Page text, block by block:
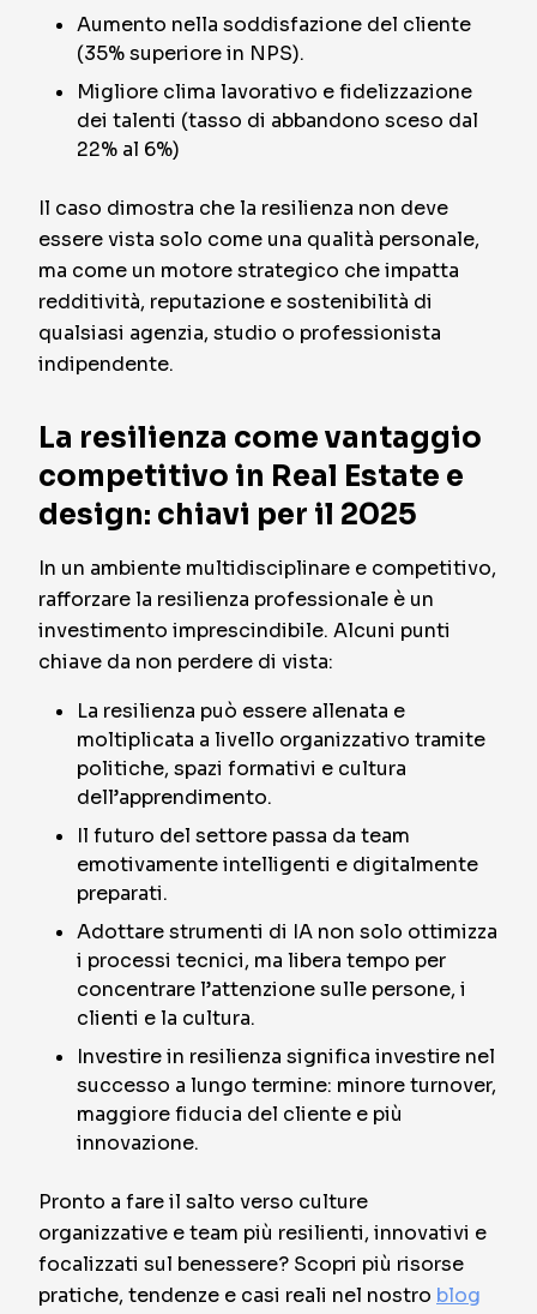
Aumento nella soddisfazione del cliente
(35% superiore in NPS).
Migliore clima lavorativo e fidelizzazione
dei talenti (tasso di abbandono sceso dal
22% al 6%)
Il caso dimostra che la resilienza non deve
essere vista solo come una qualità personale,
ma come un motore strategico che impatta
redditività, reputazione e sostenibilità di
qualsiasi agenzia, studio o professionista
indipendente.
La resilienza come vantaggio
competitivo in Real Estate e
design: chiavi per il 2025
In un ambiente multidisciplinare e competitivo,
rafforzare la resilienza professionale è un
investimento imprescindibile. Alcuni punti
chiave da non perdere di vista:
La resilienza può essere allenata e
moltiplicata a livello organizzativo tramite
politiche, spazi formativi e cultura
dell’apprendimento.
Il futuro del settore passa da team
emotivamente intelligenti e digitalmente
preparati.
Adottare strumenti di IA non solo ottimizza
i processi tecnici, ma libera tempo per
concentrare l’attenzione sulle persone, i
clienti e la cultura.
Investire in resilienza significa investire nel
successo a lungo termine: minore turnover,
maggiore fiducia del cliente e più
innovazione.
Pronto a fare il salto verso culture
organizzative e team più resilienti, innovativi e
focalizzati sul benessere? Scopri più risorse
pratiche, tendenze e casi reali nel nostro blog